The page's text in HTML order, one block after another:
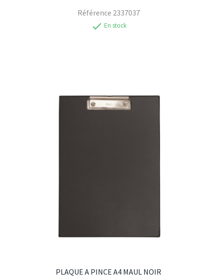
Référence 2337037
check En stock
PLAQUE A PINCE A4 MAUL NOIR